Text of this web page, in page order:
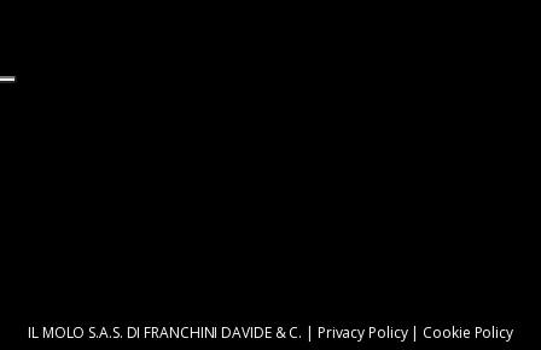
IL MOLO S.A.S. DI FRANCHINI DAVIDE & C. | Privacy Policy| Cookie Policy